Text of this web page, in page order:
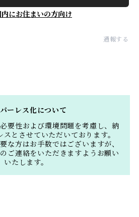
内にお住まいの方向け
通報する
ーレス化について
要性および環境問題を考慮し、納
とさせていただいております。
な方はお手数ではございますが、
ご連絡をいただきますようお願い
いたします。